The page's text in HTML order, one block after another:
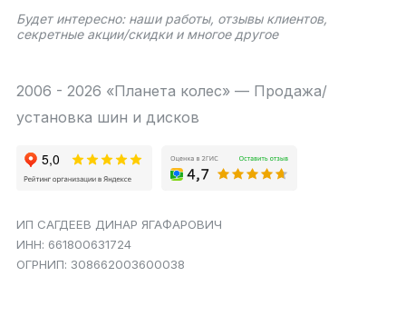
Будет интересно: наши работы, отзывы клиентов,
секретные акции/скидки и многое другое
2006 - 2026 «Планета колес» — Продажа/
установка шин и дисков
ИП САГДЕЕВ ДИНАР ЯГАФАРОВИЧ
ИНН: 661800631724
ОГРНИП: 308662003600038